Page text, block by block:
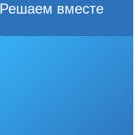
Решаем вместе